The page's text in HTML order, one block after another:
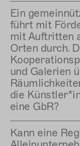
Ein
führt mit
mit Auftritten
Orten durch.
und Galerien
die
eine GbR?
Kann eine